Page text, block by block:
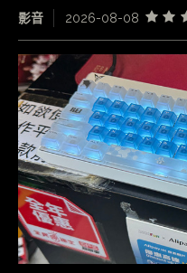
影音 2026-08-08